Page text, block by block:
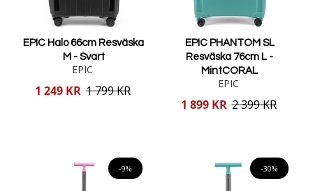
EPIC Halo 66cm Resväska
M - Svart
EPIC
Reducerat
1 249 KR 1 799 KR
EPIC PHANTOM SL
Resväska 76cm L -
MintCORAL
EPIC
Reducerat
1 899 KR 2 399 KR
-9% -30%